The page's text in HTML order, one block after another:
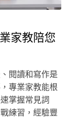
家教陪您
閱讀和寫作是
專業家教能根
掌握常見詞
練習，經驗豐